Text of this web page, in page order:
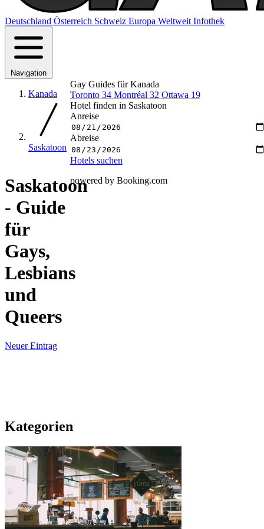
Deutschland Österreich Schweiz Europa Weltweit Infothek
Navigation
Kanada
Saskatoon
Saskatoon
- Guide
für
Gays,
Lesbians
und
Queers
Neuer Eintrag
Kategorien
Gay Guides für Kanada
Toronto 34 Montréal 32 Ottawa 19
Hotel finden in Saskatoon
Anreise
Abreise
Hotels suchen
powered by Booking.com